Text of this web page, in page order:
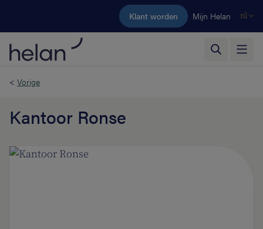
Ga naar de hoofdinhoud
Klant worden Mijn Helan nl
< Vorige
Kantoor Ronse